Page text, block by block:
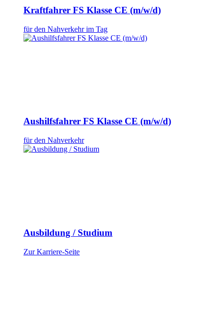
Kraftfahrer FS Klasse CE (m/w/d)
für den Nahverkehr im Tag
Aushilfsfahrer FS Klasse CE (m/w/d)
für den Nahverkehr
Ausbildung / Studium
Zur Karriere-Seite